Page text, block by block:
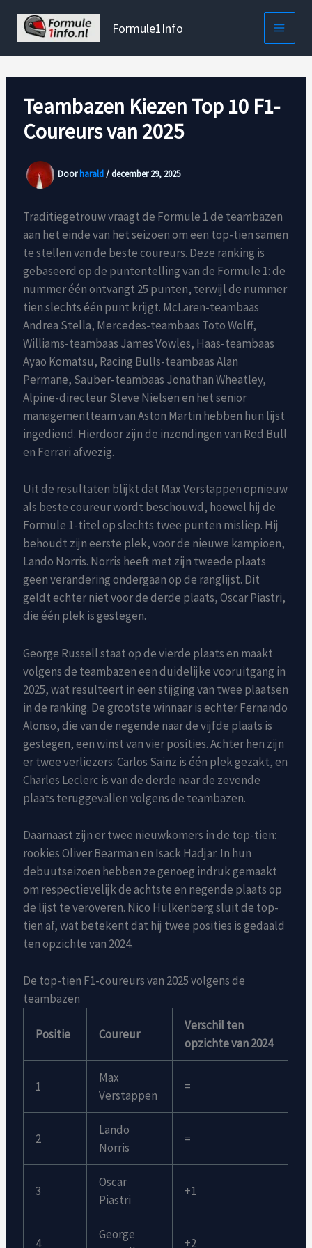
Formule1Info
Teambazen Kiezen Top 10 F1-
Coureurs van 2025
Doorharald/ december 29, 2025
Traditiegetrouw vraagt de Formule 1 de teambazen
aan het einde van het seizoen om een top-tien samen
te stellen van de beste coureurs. Deze ranking is
gebaseerd op de puntentelling van de Formule 1: de
nummer één ontvangt 25 punten, terwijl de nummer
tien slechts één punt krijgt. McLaren-teambaas
Andrea Stella, Mercedes-teambaas Toto Wolff,
Williams-teambaas James Vowles, Haas-teambaas
Ayao Komatsu, Racing Bulls-teambaas Alan
Permane, Sauber-teambaas Jonathan Wheatley,
Alpine-directeur Steve Nielsen en het senior
managementteam van Aston Martin hebben hun lijst
ingediend. Hierdoor zijn de inzendingen van Red Bull
en Ferrari afwezig.
Uit de resultaten blijkt dat Max Verstappen opnieuw
als beste coureur wordt beschouwd, hoewel hij de
Formule 1-titel op slechts twee punten misliep. Hij
behoudt zijn eerste plek, voor de nieuwe kampioen,
Lando Norris. Norris heeft met zijn tweede plaats
geen verandering ondergaan op de ranglijst. Dit
geldt echter niet voor de derde plaats, Oscar Piastri,
die één plek is gestegen.
George Russell staat op de vierde plaats en maakt
volgens de teambazen een duidelijke vooruitgang in
2025, wat resulteert in een stijging van twee plaatsen
in de ranking. De grootste winnaar is echter Fernando
Alonso, die van de negende naar de vijfde plaats is
gestegen, een winst van vier posities. Achter hen zijn
er twee verliezers: Carlos Sainz is één plek gezakt, en
Charles Leclerc is van de derde naar de zevende
plaats teruggevallen volgens de teambazen.
Daarnaast zijn er twee nieuwkomers in de top-tien:
rookies Oliver Bearman en Isack Hadjar. In hun
debuutseizoen hebben ze genoeg indruk gemaakt
om respectievelijk de achtste en negende plaats op
de lijst te veroveren. Nico Hülkenberg sluit de top-
tien af, wat betekent dat hij twee posities is gedaald
ten opzichte van 2024.
De top-tien F1-coureurs van 2025 volgens de
teambazen
Positie Coureur
Verschil ten
opzichte van 2024
1
Max
Verstappen
=
2
Lando
Norris
=
3
Oscar
Piastri
+1
4
George
+2